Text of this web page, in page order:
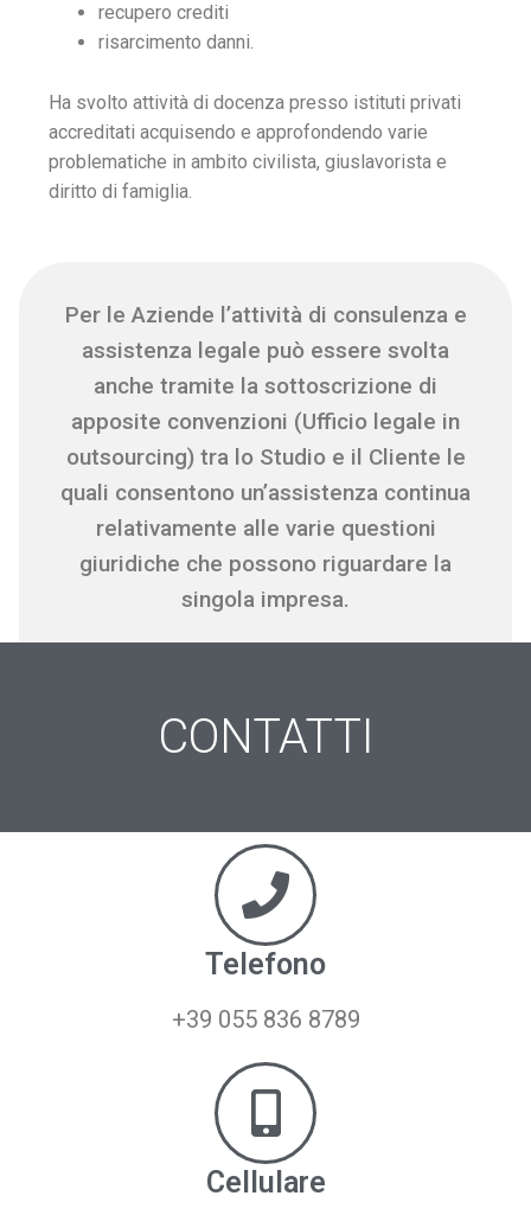
recupero crediti
risarcimento danni.
Ha svolto attività di docenza presso istituti privati
accreditati acquisendo e approfondendo varie
problematiche in ambito civilista, giuslavorista e
diritto di famiglia.
Per le Aziende l’attività di consulenza e
assistenza legale può essere svolta
anche tramite la sottoscrizione di
apposite convenzioni (Ufficio legale in
outsourcing) tra lo Studio e il Cliente le
quali consentono un’assistenza continua
relativamente alle varie questioni
giuridiche che possono riguardare la
singola impresa.
CONTATTI
Telefono
+39 055 836 8789
Cellulare